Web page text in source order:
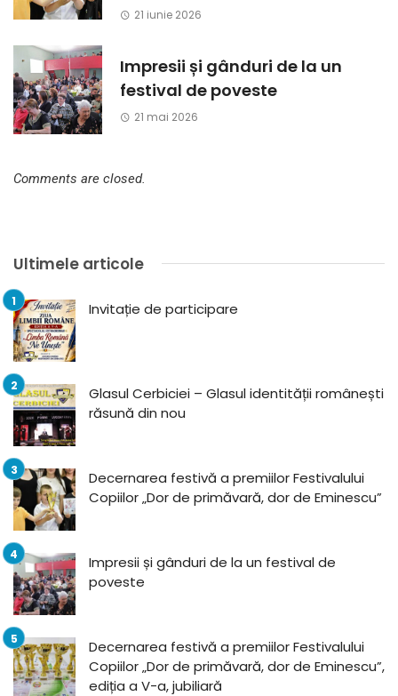
21 iunie 2026
Impresii și gânduri de la un
festival de poveste
21 mai 2026
Comments are closed.
Ultimele articole
Invitație de participare
Glasul Cerbiciei – Glasul identității românești
răsună din nou
Decernarea festivă a premiilor Festivalului
Copiilor „Dor de primăvară, dor de Eminescu”
Impresii și gânduri de la un festival de
poveste
Decernarea festivă a premiilor Festivalului
Copiilor „Dor de primăvară, dor de Eminescu”,
ediția a V-a, jubiliară